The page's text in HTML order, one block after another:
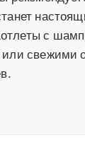
с
свежими